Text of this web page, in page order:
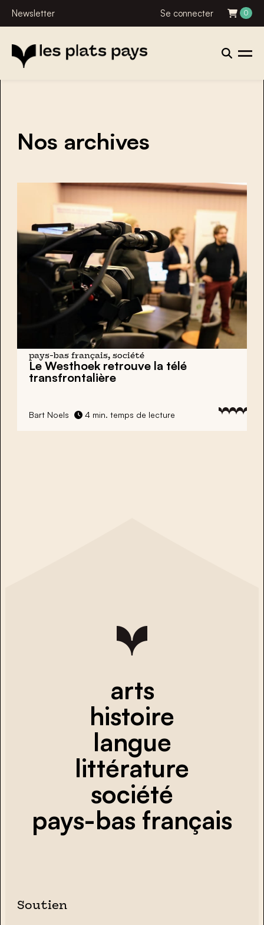
Newsletter Se connecter 0
Nos archives
pays-bas français, société
Le Westhoek retrouve la télé
transfrontalière
Bart Noels 4 min. temps de lecture
arts
histoire
langue
littérature
société
pays-bas français
Soutien